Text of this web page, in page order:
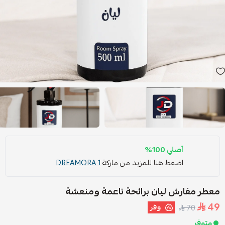
أصلي 100%
اضغط هنا للمزيد من ماركةDREAMORA 1
معطر مفارش ليان برائحة ناعمة ومنعشة
49
70 وفر